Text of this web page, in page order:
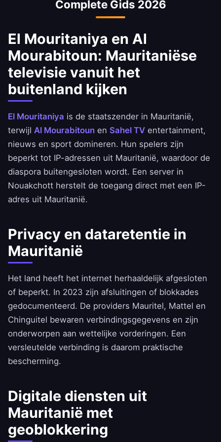
Complete Gids 2026
El Mouritaniya en Al
Mourabitoun: Mauritaniëse
televisie vanuit het
buitenland kijken
El Mouritaniya is de staatszender in Mauritanië,
terwijl Al Mourabitoun en Sahel TV entertainment,
nieuws en sport domineren. Hun spelers zijn
beperkt tot IP-adressen uit Mauritanië, waardoor de
diaspora buitengesloten wordt. Een server in
Nouakchott herstelt de toegang direct met een IP-
adres uit Mauritanië.
Privacy en dataretentie in
Mauritanië
Het land heeft het internet herhaaldelijk afgesloten
of beperkt. In 2023 zijn afsluitingen of blokkades
gedocumenteerd. De providers Mauritel, Mattel en
Chinguitel bewaren verbindingsgegevens en zijn
onderworpen aan wettelijke vorderingen. Een
versleutelde verbinding is daarom praktische
bescherming.
Digitale diensten uit
Mauritanië met
geoblokkering